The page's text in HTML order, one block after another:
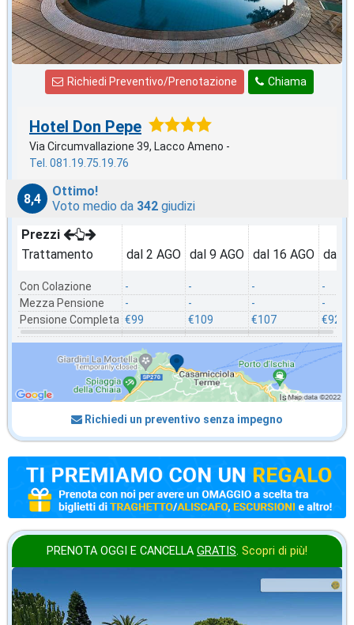
Chiama
Richiedi Preventivo/Prenotazione
Hotel Don Pepe
Via Circumvallazione 39, Lacco Ameno -
Tel. 081.19.75.19.76
8,4
Ottimo!
Voto medio da 342 giudizi
Prezzi
Trattamento
Con Colazione
Mezza Pensione
Pensione Completa
dal 2 AGO
-
-
€99
dal 9 AGO
-
-
€109
dal 16 AGO
-
-
€107
dal
-
-
€92
Richiedi un preventivo senza impegno
PRENOTA OGGI E CANCELLA GRATIS. Scopri di più!
in offerta da